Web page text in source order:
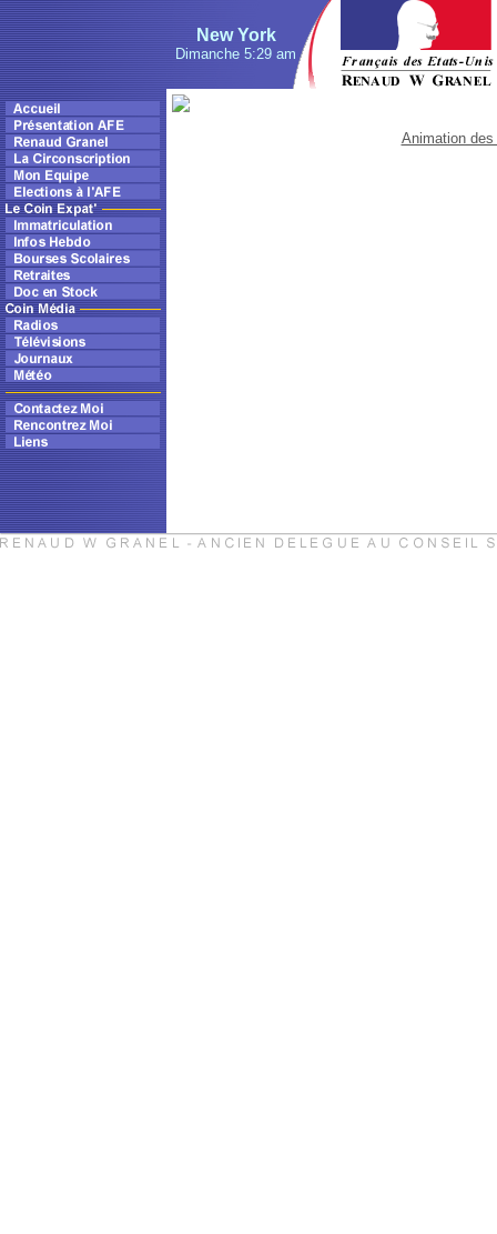
New York
Dimanche 5:29 am
Animation